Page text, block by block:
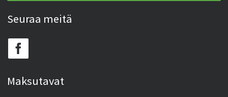
Seuraa meitä
Maksutavat